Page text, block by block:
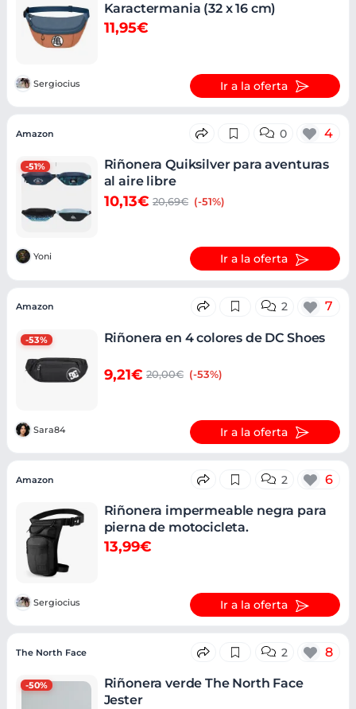
Karactermania (32 x 16 cm)
11,95€
Sergiocius Ir a la oferta
-51%
Amazon 0 4
Riñonera Quiksilver para aventuras
al aire libre
10,13€ 20,69€ (-51%)
Yoni Ir a la oferta
-53%
Amazon 2 7
Riñonera en 4 colores de DC Shoes
9,21€ 20,00€ (-53%)
Sara84 Ir a la oferta
Amazon 2 6
Riñonera impermeable negra para
pierna de motocicleta.
13,99€
Sergiocius Ir a la oferta
-50%
The North Face 2 8
Riñonera verde The North Face
Jester